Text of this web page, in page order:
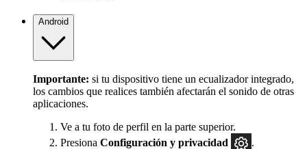
Android
Importante: si tu dispositivo tiene un ecualizador integrado,
los cambios que realices también afectarán el sonido de otras
aplicaciones.
Ve a tu foto de perfil en la parte superior.
Presiona Configuración y privacidad
.